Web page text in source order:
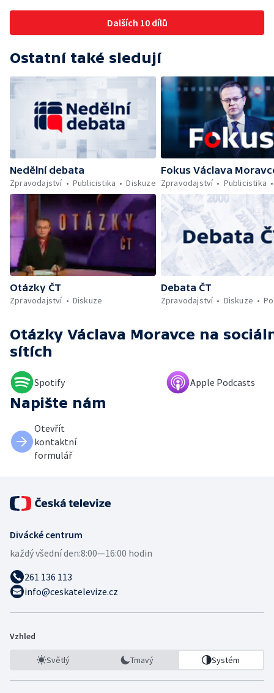
Dalších 10 dílů
Ostatní také sledují
Nedělní debata
Zpravodajství
Publicistika Diskuze
Fokus Václava
Zpravodajství
Publicistika
Otázky ČT
Zpravodajství
Diskuze
Debata ČT
Zpravodajství
Diskuze
Otázky Václava Moravce na
sítích
Spotify Apple Podcasts
Napište nám
Otevřít
kontaktní
formulář
Divácké centrum
každý všední den:8:00—16:00 hodin
261 136 113
info@ceskatelevize.cz
Vzhled
Světlý Tmavý Systém